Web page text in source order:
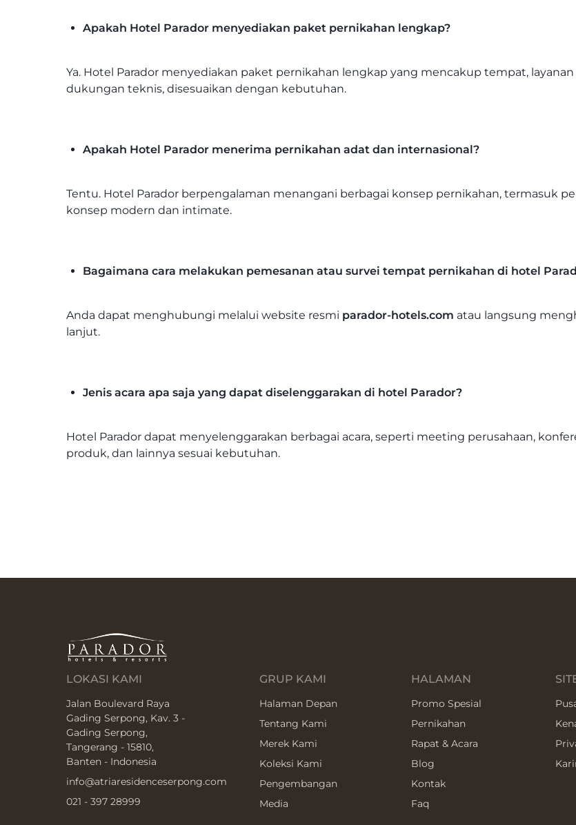
Apakah Hotel Parador menyediakan paket pernikahan lengkap?
Ya. Hotel Parador menyediakan paket pernikahan lengkap yang mencakup tempat,
dukungan teknis, disesuaikan dengan kebutuhan.
Apakah Hotel Parador menerima pernikahan adat dan internasional?
Tentu. Hotel Parador berpengalaman menangani berbagai konsep pernikahan, termasuk
konsep modern dan intimate.
Bagaimana cara melakukan pemesanan atau survei tempat pernikahan di hotel
Anda dapat menghubungi melalui website resmi parador-hotels.com atau langsung
lanjut.
Jenis acara apa saja yang dapat diselenggarakan di hotel Parador?
Hotel Parador dapat menyelenggarakan berbagai acara, seperti meeting perusahaan,
produk, dan lainnya sesuai kebutuhan.
LOKASI KAMI
Jalan Boulevard Raya
Gading Serpong, Kav. 3 -
Gading Serpong,
Tangerang - 15810,
Banten - Indonesia
info@atriaresidenceserpong.com
021 - 397 28999
GRUP KAMI
Halaman Depan
Tentang Kami
Merek Kami
Koleksi Kami
Pengembangan
Media
HALAMAN
Promo Spesial
Pernikahan
Rapat & Acara
Blog
Kontak
Faq